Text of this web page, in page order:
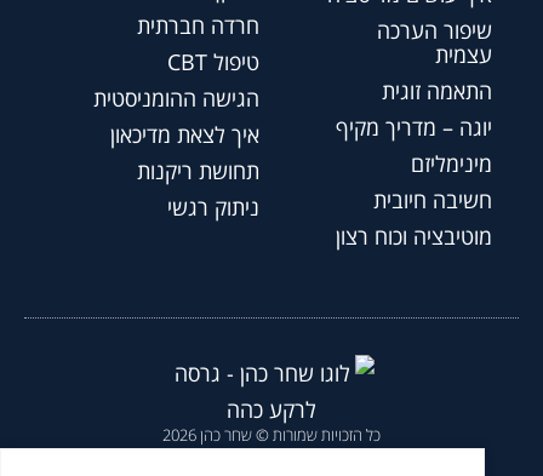
שיפור הערכה
עצמית
התאמה זוגית
יוגה – מדריך מקיף
מינימליזם
חשיבה חיובית
מוטיבציה וכוח רצון
חרדה חברתית
טיפול CBT
הגישה ההומניסטית
איך לצאת מדיכאון
תחושת ריקנות
ניתוק רגשי
כל הזכויות שמורות © שחר כהן 2026